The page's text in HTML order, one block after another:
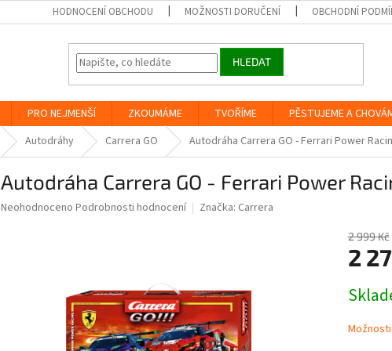
HODNOCENÍ OBCHODU MOŽNOSTI DORUČENÍ OBCHODNÍ
HLEDAT
PRO NEJMENŠÍ ZKOUMÁME TVOŘÍME PĚSTUJEME A
Autodráhy Carrera GO Autodráha Carrera GO - Ferrari Power
Autodráha Carrera GO - Ferrari Power
Průměrné
Neohodnoceno Podrobnosti hodnocení Značka: Carrera
2 999 Kč
2
cena: